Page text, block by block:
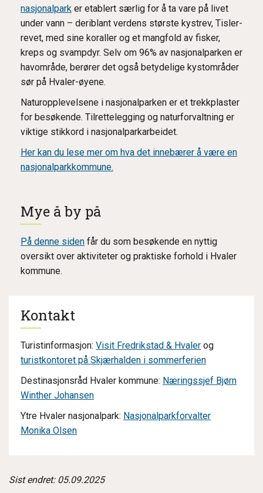
nasjonalpark er etablert særlig for å ta vare på livet
under vann – deriblant verdens største kystrev, Tisler-
revet, med sine koraller og et mangfold av fisker,
kreps og svampdyr. Selv om 96% av nasjonalparken er
havområde, berører det også betydelige kystområder
sør på Hvaler-øyene.
Naturopplevelsene i nasjonalparken er et trekkplaster
for besøkende. Tilrettelegging og naturforvaltning er
viktige stikkord i nasjonalparkarbeidet.
Her kan du lese mer om hva det innebærer å være en
nasjonalparkkommune.
Mye å by på
På denne siden får du som besøkende en nyttig
oversikt over aktiviteter og praktiske forhold i Hvaler
kommune.
Kontakt
Turistinformasjon: Visit Fredrikstad & Hvaler og
turistkontoret på Skjærhalden i sommerferien
Destinasjonsråd Hvaler kommune: Næringssjef Bjørn
Winther Johansen
Ytre Hvaler nasjonalpark: Nasjonalparkforvalter
Monika Olsen
Sist endret: 05.09.2025